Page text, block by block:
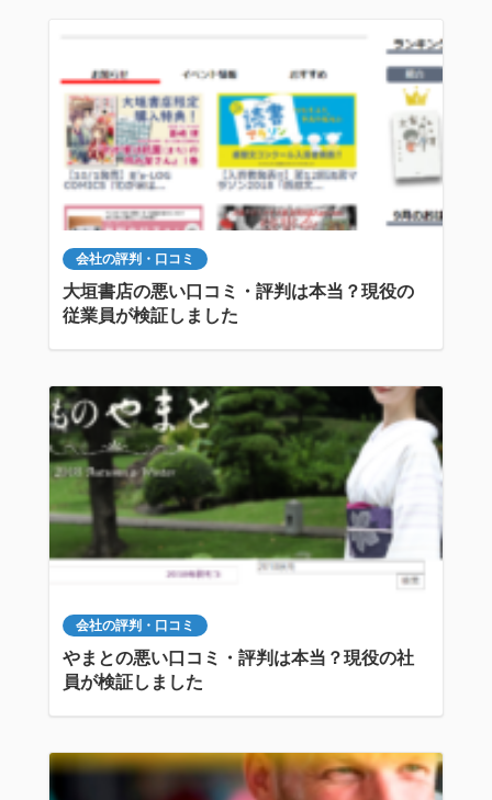
会社の評判・口コミ
大垣書店の悪い口コミ・評判は本当？現役の
従業員が検証しました
会社の評判・口コミ
やまとの悪い口コミ・評判は本当？現役の社
員が検証しました